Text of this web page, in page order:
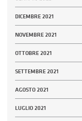
DICEMBRE 2021
NOVEMBRE 2021
OTTOBRE 2021
SETTEMBRE 2021
AGOSTO 2021
LUGLIO 2021